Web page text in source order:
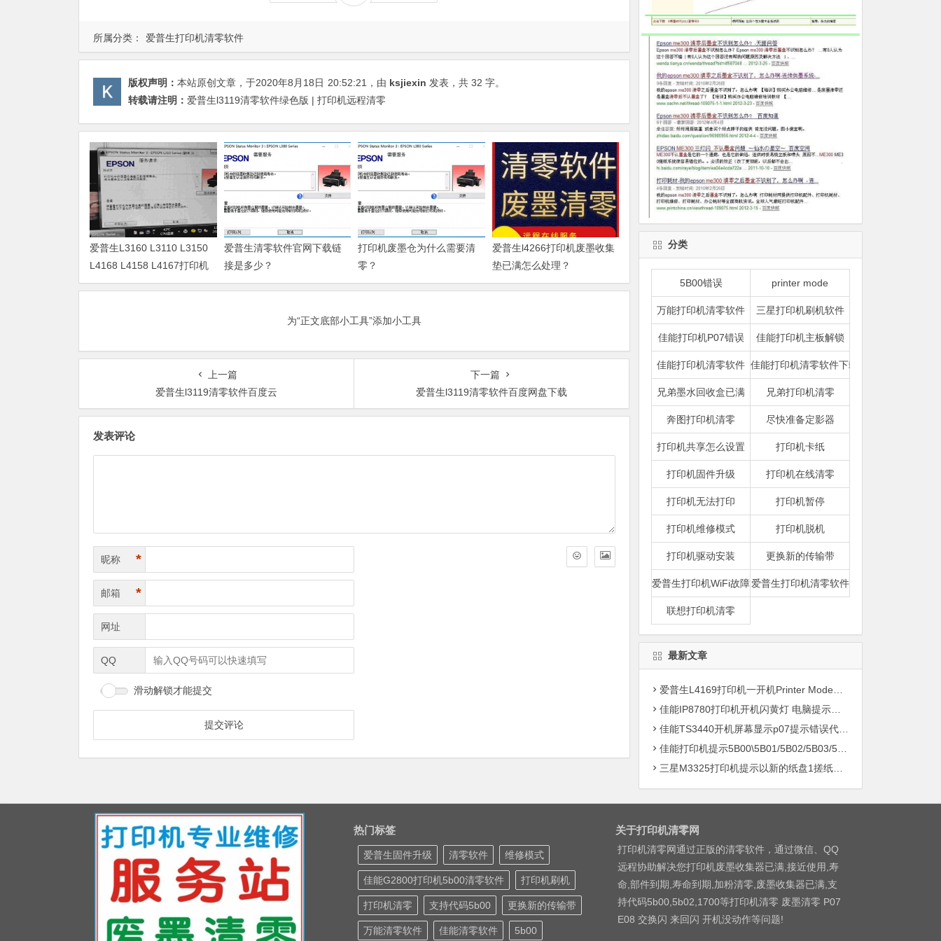
所属分类： 爱普生打印机清零软件
版权声明： 本站原创文章，于2020年8月18日 20:52:21 ，由 ksjiexin 发表，共 32 字。
转载请注明： 爱普生l3119清零软件绿色版 | 打印机远程清零
爱普生L3160 L3110 L3150
L4168 L4158 L4167打印机
废墨清零软件
爱普生清零软件官网下载链
接是多少？
打印机废墨仓为什么需要清
零？
爱普生l4266打印机废墨收集
垫已满怎么处理？
为“正文底部小工具”添加小工具
上一篇
爱普生l3119清零软件百度云
下一篇
爱普生l3119清零软件百度网盘下载
发表评论
昵称 *
邮箱 *
网址
QQ
滑动解锁才能提交
分类
5B00错误 printer mode
万能打印机清零软件 三星打印机刷机软件
佳能打印机P07错误 佳能打印机主板解锁
佳能打印机清零软件 佳能打印机清零软件下载
兄弟墨水回收盒已满 兄弟打印机清零
奔图打印机清零 尽快准备定影器
打印机共享怎么设置 打印机卡纸
打印机固件升级 打印机在线清零
打印机无法打印 打印机暂停
打印机维修模式 打印机脱机
打印机驱动安装 更换新的传输带
爱普生打印机WiFi故障爱普生打印机清零软件
联想打印机清零
最新文章
爱普生L4169打印机一开机Printer Mode故障主板维修
佳能IP8780打印机开机闪黄灯 电脑提示错误5B00快速解决方案清零
佳能TS3440开机屏幕显示p07提示错误代码5B00快速解决方案 清零
佳能打印机提示5B00\5B01/5B02/5B03/5B04/5B11/5B12/5B13/5B14/1700/1702/1703/1704
三星M3325打印机提示以新的纸盘1搓纸轮进行更换
热门标签
爱普生固件升级 清零软件 维修模式
佳能G2800打印机5b00清零软件 打印机刷机
打印机清零 支持代码5b00 更换新的传输带
万能清零软件 佳能清零软件 5b00
关于打印机清零网
打印机清零网通过正版的清零软件，通过微信、QQ
远程协助解决您打印机废墨收集器已满,接近使用,寿
命,部件到期,寿命到期,加粉清零,废墨收集器已满,支
持代码5b00,5b02,1700等打印机清零 废墨清零 P07
E08 交换闪 来回闪 开机没动作等问题!